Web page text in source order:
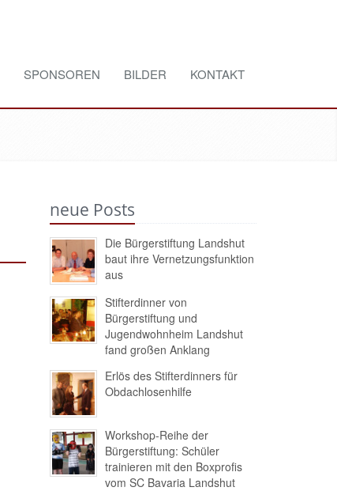
SPONSOREN BILDER KONTAKT
neue Posts
Die Bürgerstiftung Landshut
baut ihre Vernetzungsfunktion
aus
Stifterdinner von
Bürgerstiftung und
Jugendwohnheim Landshut
fand großen Anklang
Erlös des Stifterdinners für
Obdachlosenhilfe
Workshop-Reihe der
Bürgerstiftung: Schüler
trainieren mit den Boxprofis
vom SC Bavaria Landshut